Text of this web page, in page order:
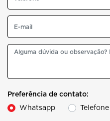
Preferência de contato:
Whatsapp
Telefone